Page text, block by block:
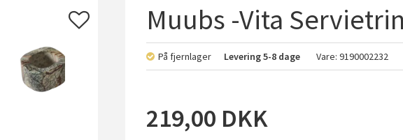
Muubs -Vita
På fjernlager Levering5-8 dage Vare:9190002232
219,00 DKK